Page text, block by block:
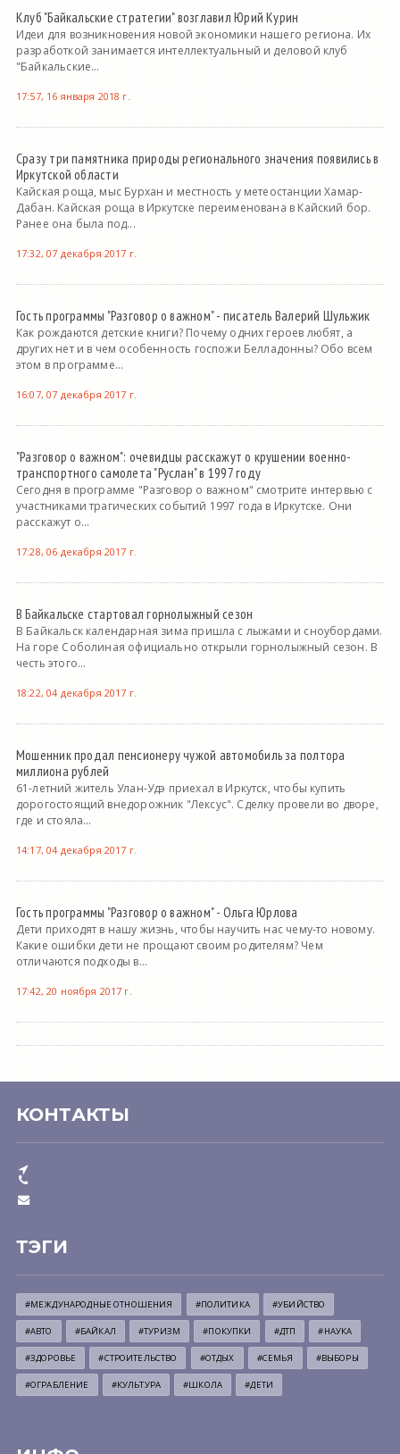
Клуб "Байкальские стратегии" возглавил Юрий Курин
Идеи для возникновения новой экономики нашего региона. Их
разработкой занимается интеллектуальный и деловой клуб
"Байкальские...
17:57, 16 января 2018 г.
Сразу три памятника природы регионального значения появились в
Иркутской области
Кайская роща, мыс Бурхан и местность у метеостанции Хамар-
Дабан. Кайская роща в Иркутске переименована в Кайский бор.
Ранее она была под...
17:32, 07 декабря 2017 г.
Гость программы "Разговор о важном" - писатель Валерий Шульжик
Как рождаются детские книги? Почему одних героев любят, а
других нет и в чем особенность госпожи Белладонны? Обо всем
этом в программе...
16:07, 07 декабря 2017 г.
"Разговор о важном": очевидцы расскажут о крушении военно-
транспортного самолета "Руслан" в 1997 году
Сегодня в программе "Разговор о важном" смотрите интервью с
участниками трагических событий 1997 года в Иркутске. Они
расскажут о...
17:28, 06 декабря 2017 г.
В Байкальске стартовал горнолыжный сезон
В Байкальск календарная зима пришла с лыжами и сноубордами.
На горе Соболиная официально открыли горнолыжный сезон. В
честь этого...
18:22, 04 декабря 2017 г.
Мошенник продал пенсионеру чужой автомобиль за полтора
миллиона рублей
61-летний житель Улан-Удэ приехал в Иркутск, чтобы купить
дорогостоящий внедорожник "Лексус". Сделку провели во дворе,
где и стояла...
14:17, 04 декабря 2017 г.
Гость программы "Разговор о важном" - Ольга Юрлова
Дети приходят в нашу жизнь, чтобы научить нас чему-то новому.
Какие ошибки дети не прощают своим родителям? Чем
отличаются подходы в...
17:42, 20 ноября 2017 г.
КОНТАКТЫ
ТЭГИ
#МЕЖДУНАРОДНЫЕ ОТНОШЕНИЯ #ПОЛИТИКА #УБИЙСТВО
#АВТО #БАЙКАЛ #ТУРИЗМ #ПОКУПКИ #ДТП #НАУКА
#ЗДОРОВЬЕ #СТРОИТЕЛЬСТВО #ОТДЫХ #СЕМЬЯ #ВЫБОРЫ
#ОГРАБЛЕНИЕ #КУЛЬТУРА #ШКОЛА #ДЕТИ